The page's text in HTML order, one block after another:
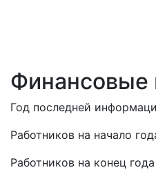
Финансовые
Год последней
Работников на начало
Работников на конец